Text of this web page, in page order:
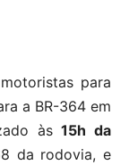
para
a BR-364 em
às15h da
da rodovia, e